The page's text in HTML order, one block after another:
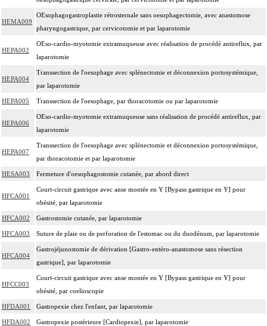
HEMA009
OEsophagogastroplastie rétrosternale sans oesophagectomie, avec anastomose
pharyngogastrique, par cervicotomie et par laparotomie
HEPA002
OEso-cardio-myotomie extramuqueuse avec réalisation de procédé antireflux, par
laparotomie
HEPA004
Transsection de l'oesophage avec splénectomie et déconnexion portosystémique,
par laparotomie
HEPA005 Transsection de l'oesophage, par thoracotomie ou par laparotomie
HEPA006
OEso-cardio-myotomie extramuqueuse sans réalisation de procédé antireflux, par
laparotomie
HEPA007
Transsection de l'oesophage avec splénectomie et déconnexion portosystémique,
par thoracotomie et par laparotomie
HESA003 Fermeture d'oesophagostomie cutanée, par abord direct
HFCA001
Court-circuit gastrique avec anse montée en Y [Bypass gastrique en Y] pour
obésité, par laparotomie
HFCA002 Gastrostomie cutanée, par laparotomie
HFCA003 Suture de plaie ou de perforation de l'estomac ou du duodénum, par laparotomie
HFCA004
Gastrojéjunostomie de dérivation [Gastro-entéro-anastomose sans résection
gastrique], par laparotomie
HFCC003
Court-circuit gastrique avec anse montée en Y [Bypass gastrique en Y] pour
obésité, par coelioscopie
HFDA001 Gastropexie chez l'enfant, par laparotomie
HFDA002 Gastropexie postérieure [Cardiopexie], par laparotomie